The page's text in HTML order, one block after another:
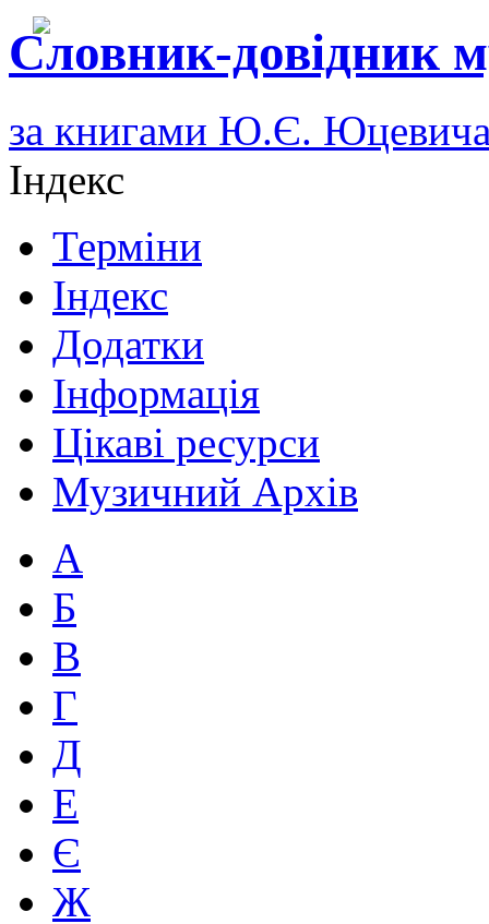
Словник-довідник
за книгами Ю.Є.
Індекс
Терміни
Індекс
Додатки
Інформація
Цікаві ресурси
Музичний Архів
А
Б
В
Г
Д
Е
Є
Ж